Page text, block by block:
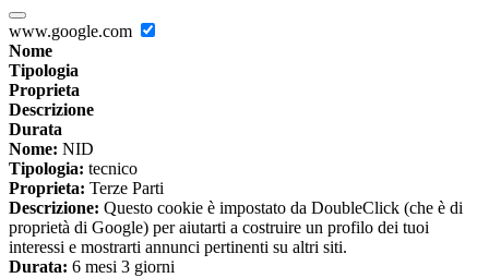
www.google.com
Nome
Tipologia
Proprieta
Descrizione
Durata
Nome: NID
Tipologia: tecnico
Proprieta: Terze Parti
Descrizione: Questo cookie è impostato da DoubleClick (che è di
proprietà di Google) per aiutarti a costruire un profilo dei tuoi
interessi e mostrarti annunci pertinenti su altri siti.
Durata: 6 mesi 3 giorni